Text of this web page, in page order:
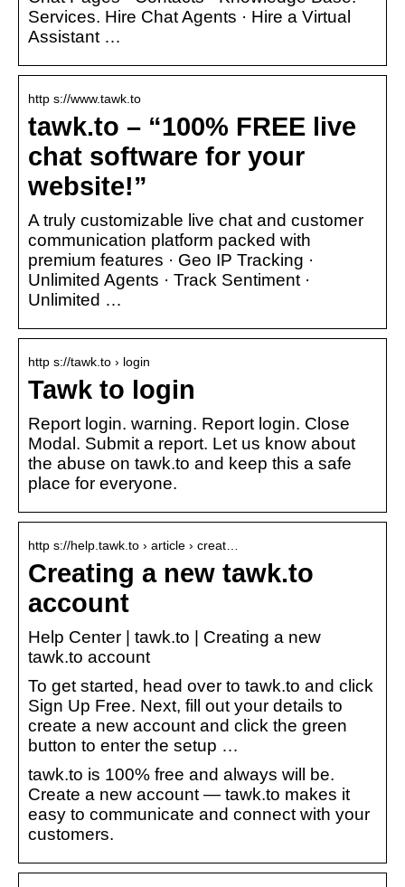
Services. Hire Chat Agents · Hire a Virtual
Assistant …
http s://www.tawk.to
tawk.to – “100% FREE live
chat software for your
website!”
A truly customizable live chat and customer
communication platform packed with
premium features · Geo IP Tracking ·
Unlimited Agents · Track Sentiment ·
Unlimited …
http s://tawk.to › login
Tawk to login
Report login. warning. Report login. Close
Modal. Submit a report. Let us know about
the abuse on tawk.to and keep this a safe
place for everyone.
http s://help.tawk.to › article › creat…
Creating a new tawk.to
account
Help Center | tawk.to | Creating a new
tawk.to account
To get started, head over to tawk.to and click
Sign Up Free. Next, fill out your details to
create a new account and click the green
button to enter the setup …
tawk.to is 100% free and always will be.
Create a new account — tawk.to makes it
easy to communicate and connect with your
customers.